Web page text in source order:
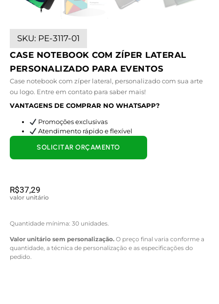
SKU: PE-3117-01
CASE NOTEBOOK COM ZÍPER LATERAL
PERSONALIZADO PARA EVENTOS
Case notebook com zíper lateral, personalizado com sua arte
ou logo. Entre em contato para saber mais!
VANTAGENS DE COMPRAR NO WHATSAPP?
Promoções exclusivas
Atendimento rápido e flexível
R$37,29
valor unitário
Quantidade mínima: 30 unidades.
Valor unitário sem personalização. O preço final varia conforme a
quantidade, a técnica de personalização e as especificações do
pedido.
SOLICITAR ORÇAMENTO